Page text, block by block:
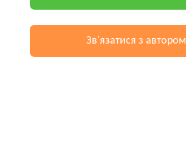
Зв'язатися з автором